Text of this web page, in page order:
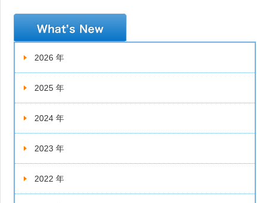
2026 年
2025 年
2024 年
2023 年
2022 年